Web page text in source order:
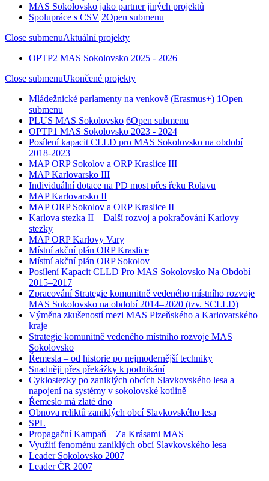
MAS Sokolovsko jako partner jiných projektů
Spolupráce s CSV 2Open submenu
Close submenuAktuální projekty
OPTP2 MAS Sokolovsko 2025 - 2026
Close submenuUkončené projekty
Mládežnické parlamenty na venkově (Erasmus+) 1Open
submenu
PLUS MAS Sokolovsko 6Open submenu
OPTP1 MAS Sokolovsko 2023 - 2024
Posílení kapacit CLLD pro MAS Sokolovsko na období
2018-2023
MAP ORP Sokolov a ORP Kraslice III
MAP Karlovarsko III
Individuální dotace na PD most přes řeku Rolavu
MAP Karlovarsko II
MAP ORP Sokolov a ORP Kraslice II
Karlova stezka II – Další rozvoj a pokračování Karlovy
stezky
MAP ORP Karlovy Vary
Místní akční plán ORP Kraslice
Místní akční plán ORP Sokolov
Posílení Kapacit CLLD Pro MAS Sokolovsko Na Období
2015–2017
Zpracování Strategie komunitně vedeného místního rozvoje
MAS Sokolovsko na období 2014–2020 (tzv. SCLLD)
Výměna zkušeností mezi MAS Plzeňského a Karlovarského
kraje
Strategie komunitně vedeného místního rozvoje MAS
Sokolovsko
Řemesla – od historie po nejmodernější techniky
Snadněji přes překážky k podnikání
Cyklostezky po zaniklých obcích Slavkovského lesa a
napojení na systémy v sokolovské kotlině
Řemeslo má zlaté dno
Obnova reliktů zaniklých obcí Slavkovského lesa
SPL
Propagační Kampaň – Za Krásami MAS
Využití fenoménu zaniklých obcí Slavkovského lesa
Leader Sokolovsko 2007
Leader ČR 2007